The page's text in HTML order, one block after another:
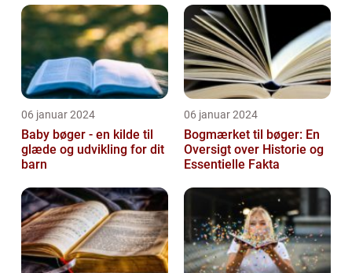
06 januar 2024
Baby bøger - en kilde til
glæde og udvikling for dit
barn
06 januar 2024
Bogmærket til bøger: En
Oversigt over Historie og
Essentielle Fakta